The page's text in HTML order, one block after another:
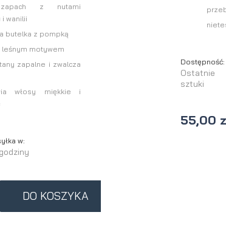
z nutami
wanilii
butelka z pompką
motywem
zapalne i zwalcza
włosy miękkie i
w:
DO KOSZYKA
Dostępność:
Ostatnie
sztuki
55,00